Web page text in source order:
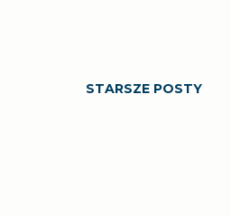
STARSZE POSTY